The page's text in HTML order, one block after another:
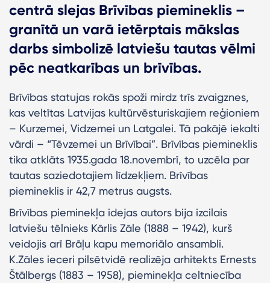
centrā slejas Brīvības piemineklis –
granītā un varā ietērptais mākslas
darbs simbolizē latviešu tautas vēlmi
pēc neatkarības un brīvības.
Brīvības statujas rokās spoži mirdz trīs zvaigznes,
kas veltītas Latvijas kultūrvēsturiskajiem reģioniem
– Kurzemei, Vidzemei un Latgalei. Tā pakājē iekalti
vārdi – “Tēvzemei un Brīvībai”. Brīvības piemineklis
tika atklāts 1935.gada 18.novembrī, to uzcēla par
tautas saziedotajiem līdzekļiem. Brīvības
piemineklis ir 42,7 metrus augsts.
Brīvības pieminekļa idejas autors bija izcilais
latviešu tēlnieks Kārlis Zāle (1888 – 1942), kurš
veidojis arī Brāļu kapu memoriālo ansambli.
K.Zāles ieceri pilsētvidē realizēja arhitekts Ernests
Štālbergs (1883 – 1958), pieminekļa celtniecība